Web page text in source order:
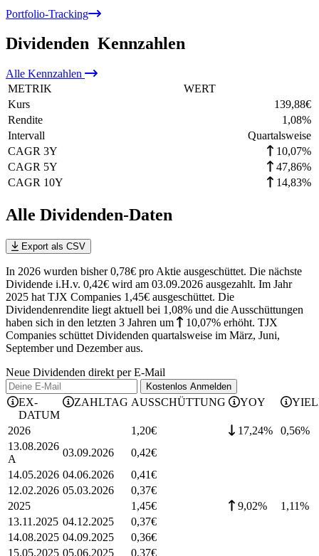
Portfolio-Tracking
Dividenden Kennzahlen
Alle Kennzahlen
METRIK
WERT
Kurs
139,88€
Rendite
1,08%
Intervall
Quartalsweise
CAGR 3Y
10,07%
CAGR 5Y
47,86%
CAGR 10Y
14,83%
Alle Dividenden-Daten
Export als CSV
In 2026 wurden bisher 0,78€ pro Aktie ausgeschüttet. Die nächste
Dividende i.H.v. 0,42€ wird am 03.09.2026 ausgezahlt. Im Jahr
2025 hat TJX Companies 1,45€ ausgeschüttet. Die
Dividendenrendite liegt aktuell bei 1,08% und die Ausschüttungen
haben sich in den letzten 3 Jahren um 10,07% erhöht. TJX
Companies schüttet Dividenden quartalsweise im März, Juni,
September und Dezember aus.
Neue Dividenden direkt per E-Mail
Kostenlos Anmelden
EX-
DATUM
ZAHLTAG AUSSCHÜTTUNG YOY
2026 1,20€ 17,24% 0,56%
13.08.2026
A
03.09.2026 0,42€
14.05.2026 04.06.2026 0,41€
12.02.2026 05.03.2026 0,37€
2025
1,45€ 9,02% 1,11%
13.11.2025 04.12.2025 0,37€
14.08.2025 04.09.2025 0,36€
15.05.2025 05.06.2025 0,37€